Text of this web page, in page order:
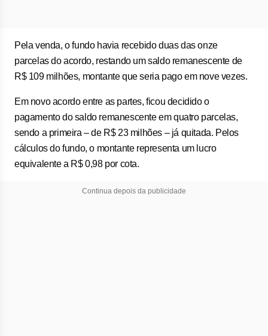
Pela venda, o fundo havia recebido duas das onze
parcelas do acordo, restando um saldo remanescente de
R$ 109 milhões, montante que seria pago em nove vezes.
Em novo acordo entre as partes, ficou decidido o
pagamento do saldo remanescente em quatro parcelas,
sendo a primeira – de R$ 23 milhões – já quitada. Pelos
cálculos do fundo, o montante representa um lucro
equivalente a R$ 0,98 por cota.
Continua depois da publicidade